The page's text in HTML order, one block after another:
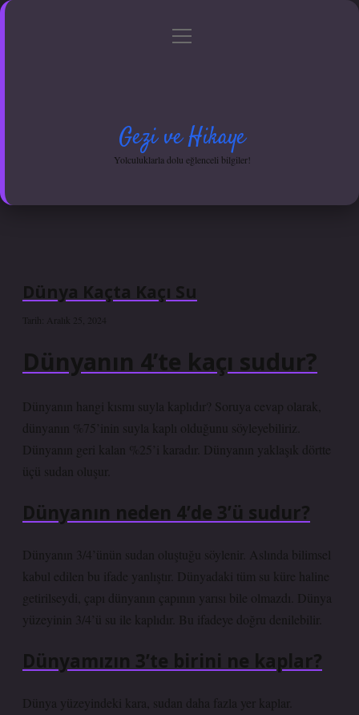
Gizlilik Politikası
menüyü
Gezi ve Hikaye
Yolculuklarla dolu eğlenceli bilgiler!
Dünya Kaçta Kaçı Su
Tarih: Aralık 25, 2024
Dünyanın 4’te kaçı sudur?
Dünyanın hangi kısmı suyla kaplıdır? Soruya cevap olarak,
dünyanın %75’inin suyla kaplı olduğunu söyleyebiliriz.
Dünyanın geri kalan %25’i karadır. Dünyanın yaklaşık dörtte
üçü sudan oluşur.
Dünyanın neden 4’de 3’ü sudur?
Dünyanın 3/4’ünün sudan oluştuğu söylenir. Aslında bilimsel
kabul edilen bu ifade yanlıştır. Dünyadaki tüm su küre haline
getirilseydi, çapı dünyanın çapının yarısı bile olmazdı. Dünya
yüzeyinin 3/4’ü su ile kaplıdır. Bu ifadeye doğru denilebilir.
Dünyamızın 3’te birini ne kaplar?
Dünya yüzeyindeki kara, sudan daha fazla yer kaplar.